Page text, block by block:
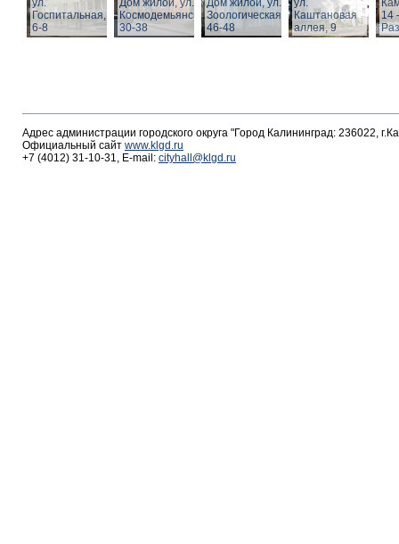
ул.
Госпитальная,
6-8
Дом жилой, ул. З.
Космодемьянской
30-38
Дом жилой, ул.
Зоологическая,
46-48
ул.
Каштановая
аллея, 9
14
Адрес администрации городского округа "Город Калининград: 236022,
Официальный сайт www.klgd.ru
+7 (4012) 31-10-31, E-mail: cityhall@klgd.ru